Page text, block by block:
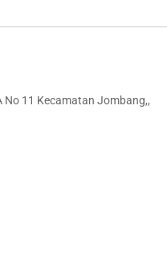
No 11 Kecamatan Jombang,,